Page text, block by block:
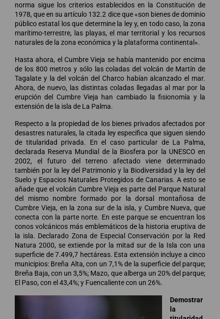
norma sigue los criterios establecidos en la Constitución de
1978, que en su artículo 132.2 dice que «son bienes de dominio
público estatal los que determine la ley y, en todo caso, la zona
marítimo-terrestre, las playas, el mar territorial y los recursos
naturales de la zona económica y la plataforma continental».
Hasta ahora, el Cumbre Vieja se había mantenido por encima
de los 800 metros y sólo las coladas del volcán de Martín de
Tagalate y la del volcán del Charco habían alcanzado el mar.
Ahora, de nuevo, las distintas coladas llegadas al mar por la
erupción del Cumbre Vieja han cambiado la fisionomía y la
extensión de la isla de La Palma.
Respecto a la propiedad de los bienes privados afectados por
desastres naturales, la citada ley especifica que siguen siendo
de titularidad privada. En el caso particular de La Palma,
declarada Reserva Mundial de la Biosfera por la UNESCO en
2002, el futuro del terreno afectado viene determinado
también por la ley del Patrimonio y la Biodiversidad y la ley del
Suelo y Espacios Naturales Protegidos de Canarias. A esto se
añade que el volcán Cumbre Vieja es parte del Parque Natural
del mismo nombre formado por la dorsal montañosa de
Cumbre Vieja, en la zona sur de la isla, y Cumbre Nueva, que
conecta con la parte norte. En este parque se encuentran los
conos volcánicos más emblemáticos de la historia eruptiva de
la isla. Declarado Zona de Especial Conservación por la Red
Natura 2000, se extiende por la mitad sur de la Isla con una
superficie de 7.499,7 hectáreas. Esta extensión incluye a cinco
municipios: Breña Alta, con un 7,1% de la superficie del parque;
Breña Baja, con un 3,5%; Mazo, que alberga un 20% del parque;
El Paso, con el 43,4%; y Fuencaliente con un 26%.
Demostrar
la